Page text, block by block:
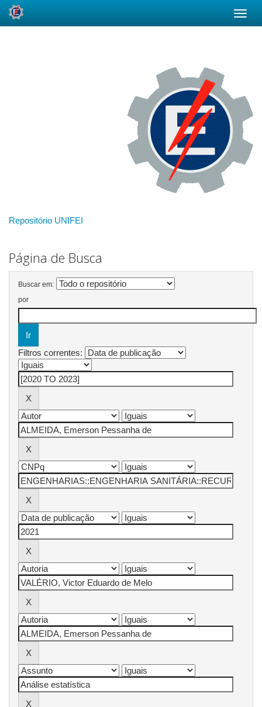
Repositório UNIFEI
Página de Busca
Buscar em:
por
Filtros correntes: